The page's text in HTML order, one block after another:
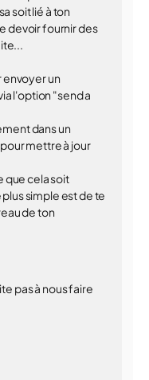
soit lié à ton
devoir fournir des
envoyer un
l'option "send a
dans un
mettre à jour
que cela soit
simple est de te
de ton
pas à nous faire